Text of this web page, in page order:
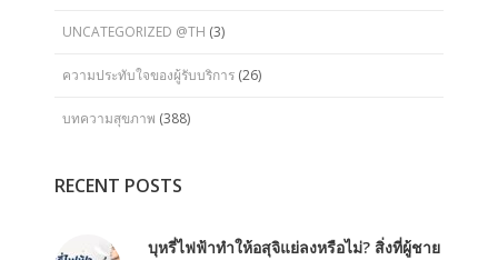
UNCATEGORIZED @TH (3)
ความประทับใจของผู้รับบริการ (26)
บทความสุขภาพ (388)
RECENT POSTS
บุหรี่ไฟฟ้าทำให้อสุจิแย่ลงหรือไม่? สิ่งที่ผู้ชาย